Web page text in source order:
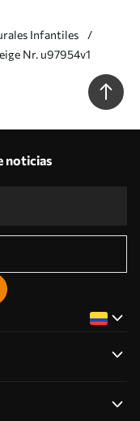
Infantiles
Nr. u97954v1
noticias